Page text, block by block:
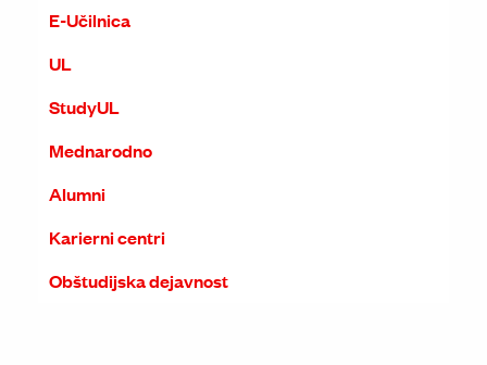
E-Učilnica
UL
StudyUL
Mednarodno
Alumni
Karierni centri
Obštudijska dejavnost